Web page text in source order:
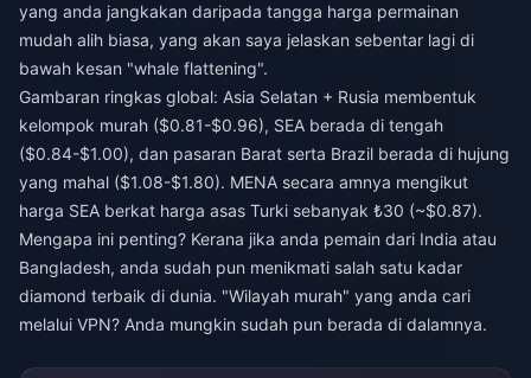
yang anda jangkakan daripada tangga harga permainan
mudah alih biasa, yang akan saya jelaskan sebentar lagi di
bawah kesan "whale flattening".
Gambaran ringkas global: Asia Selatan + Rusia membentuk
kelompok murah ($0.81-$0.96), SEA berada di tengah
($0.84-$1.00), dan pasaran Barat serta Brazil berada di hujung
yang mahal ($1.08-$1.80). MENA secara amnya mengikut
harga SEA berkat harga asas Turki sebanyak ₺30 (~$0.87).
Mengapa ini penting? Kerana jika anda pemain dari India atau
Bangladesh, anda sudah pun menikmati salah satu kadar
diamond terbaik di dunia. "Wilayah murah" yang anda cari
melalui VPN? Anda mungkin sudah pun berada di dalamnya.